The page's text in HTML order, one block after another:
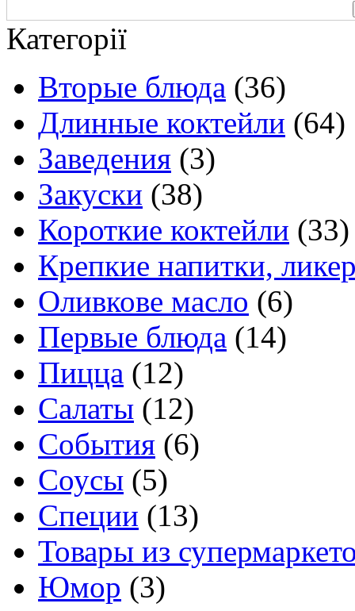
Категорії
Вторые блюда (36)
Длинные коктейли (64)
Заведения (3)
Закуски (38)
Короткие коктейли (33)
Крепкие напитки,
Оливкове масло (6)
Первые блюда (14)
Пицца (12)
Салаты (12)
События (6)
Соусы (5)
Специи (13)
Товары из
Юмор (3)